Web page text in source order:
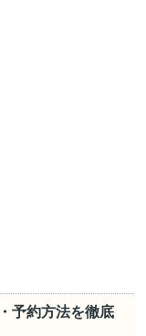
予約方法を徹底